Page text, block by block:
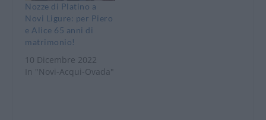
Nozze di Platino a
Novi Ligure: per Piero
e Alice 65 anni di
matrimonio!
10 Dicembre 2022
In "Novi-Acqui-Ovada"